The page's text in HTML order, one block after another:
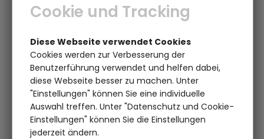
Cookie und Tracking
Diese Webseite verwendet Cookies
Cookies werden zur Verbesserung der
Benutzerführung verwendet und helfen dabei,
diese Webseite besser zu machen. Unter
"Einstellungen" können Sie eine individuelle
Auswahl treffen. Unter "Datenschutz und Cookie-
Einstellungen" können Sie die Einstellungen
jederzeit ändern.